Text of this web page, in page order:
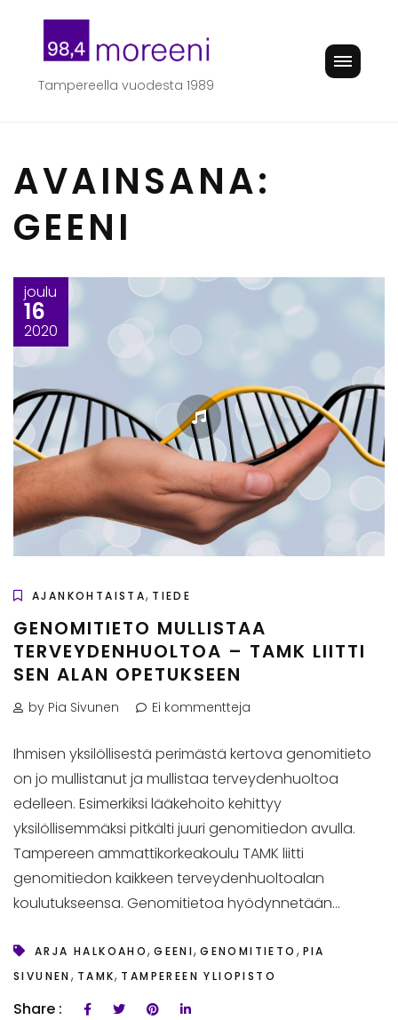
content
Tampereella vuodesta 1989
AVAINSANA:
GEENI
joulu
16
2020
AJANKOHTAISTA, TIEDE
GENOMITIETO MULLISTAA
TERVEYDENHUOLTOA – TAMK LIITTI
SEN ALAN OPETUKSEEN
by Pia Sivunen Ei kommentteja
Ihmisen yksilöllisestä perimästä kertova genomitieto
on jo mullistanut ja mullistaa terveydenhuoltoa
edelleen. Esimerkiksi lääkehoito kehittyy
yksilöllisemmäksi pitkälti juuri genomitiedon avulla.
Tampereen ammattikorkeakoulu TAMK liitti
genomitiedon kaikkeen terveydenhuoltoalan
koulutukseensa. Genomitietoa hyödynnetään...
ARJA HALKOAHO,GEENI,GENOMITIETO , PIA
SIVUNEN , TAMK, TAMPEREEN YLIOPISTO
Share :